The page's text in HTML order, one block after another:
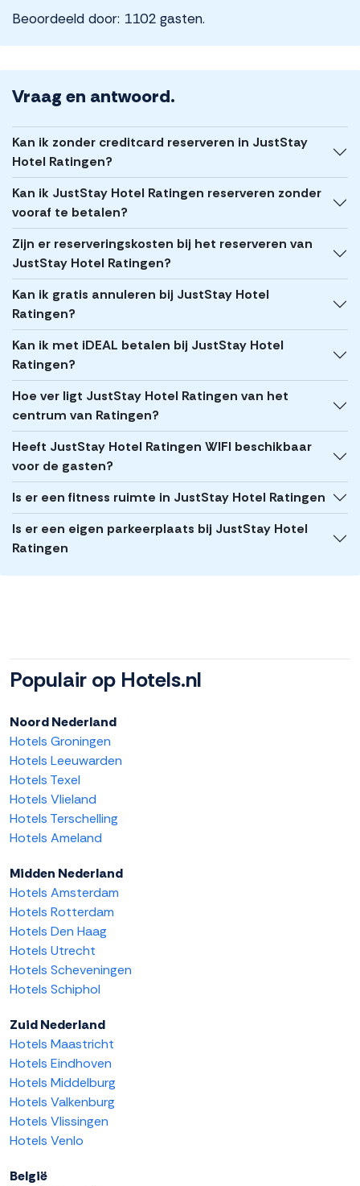
Beoordeeld door: 1102 gasten.
Vraag en antwoord.
Kan ik zonder creditcard reserveren in JustStay
Hotel Ratingen?
Kan ik JustStay Hotel Ratingen reserveren zonder
vooraf te betalen?
Zijn er reserveringskosten bij het reserveren van
JustStay Hotel Ratingen?
Kan ik gratis annuleren bij JustStay Hotel
Ratingen?
Kan ik met iDEAL betalen bij JustStay Hotel
Ratingen?
Hoe ver ligt JustStay Hotel Ratingen van het
centrum van Ratingen?
Heeft JustStay Hotel Ratingen WIFI beschikbaar
voor de gasten?
Is er een fitness ruimte in JustStay Hotel Ratingen
Is er een eigen parkeerplaats bij JustStay Hotel
Ratingen
Populair op Hotels.nl
Noord Nederland
Hotels Groningen
Hotels Leeuwarden
Hotels Texel
Hotels Vlieland
Hotels Terschelling
Hotels Ameland
Midden Nederland
Hotels Amsterdam
Hotels Rotterdam
Hotels Den Haag
Hotels Utrecht
Hotels Scheveningen
Hotels Schiphol
Zuid Nederland
Hotels Maastricht
Hotels Eindhoven
Hotels Middelburg
Hotels Valkenburg
Hotels Vlissingen
Hotels Venlo
België